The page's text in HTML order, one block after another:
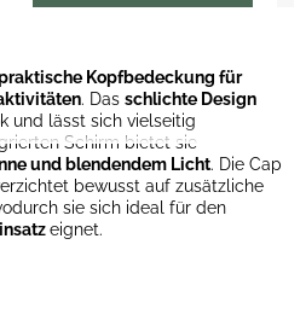
Kopfbedeckung für
. Das schlichte Design
und lässt sich vielseitig
Schirm bietet sie
und blendendem Licht. Die Cap
bewusst auf zusätzliche
sie sich ideal für den
eignet.